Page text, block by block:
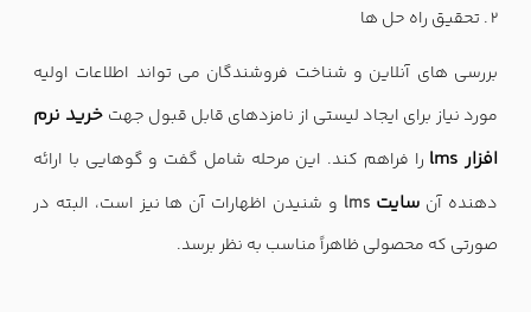
تحقیق راه حل ها
بررسی های آنلاین و شناخت فروشندگان می تواند اطلاعات اولیه
مورد نیاز برای ایجاد لیستی از نامزدهای قابل قبول جهت خرید نرم
افزار lms
را فراهم کند. این مرحله شامل گفت و گوهایی با ارائه
دهنده آن سایتlms و شنیدن اظهارات آن ها نیز است، البته در
صورتی که محصولی ظاهراً مناسب به نظر برسد.